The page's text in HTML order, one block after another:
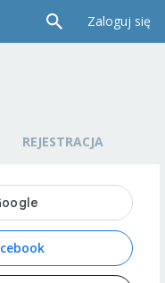
Zaloguj się
REJESTRACJA